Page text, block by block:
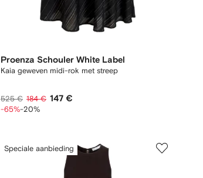
Proenza Schouler White Label
Kaia geweven midi-rok met streep
525 € 184 € 147 €
-65%-20%
Speciale aanbieding